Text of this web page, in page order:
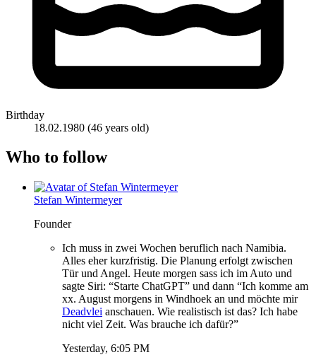
Birthday
18.02.1980 (46 years old)
Who to follow
Stefan Wintermeyer
Founder
Ich muss in zwei Wochen beruflich nach Namibia.
Alles eher kurzfristig. Die Planung erfolgt zwischen
Tür und Angel. Heute morgen sass ich im Auto und
sagte Siri: “Starte ChatGPT” und dann “Ich komme am
xx. August morgens in Windhoek an und möchte mir
Deadvlei anschauen. Wie realistisch ist das? Ich habe
nicht viel Zeit. Was brauche ich dafür?”
Yesterday, 6:05 PM